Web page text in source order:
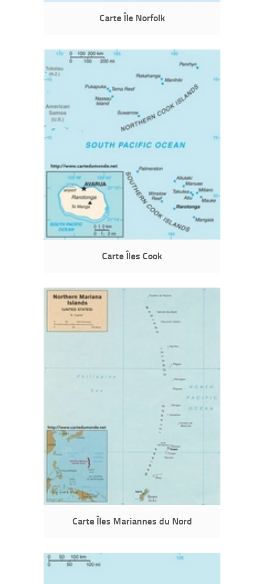
Carte Île Norfolk
Carte Îles Cook
Carte Îles Mariannes du Nord